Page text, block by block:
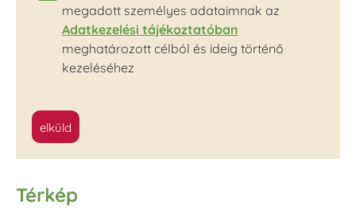
megadott személyes adataimnak az
Adatkezelési tájékoztatóban
meghatározott célból és ideig történő
kezeléséhez
elküld
Térkép